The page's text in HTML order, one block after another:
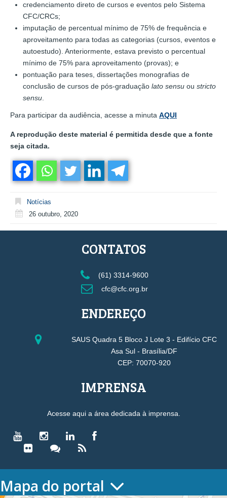
credenciamento direto de cursos e eventos pelo Sistema
CFC/CRCs;
imputação de percentual mínimo de 75% de frequência e
aproveitamento para todas as categorias (cursos, eventos e
autoestudo). Anteriormente, estava previsto o percentual
mínimo de 75% para aproveitamento (provas); e
pontuação para teses, dissertações monografias de
conclusão de cursos de pós-graduação lato sensu ou stricto
sensu
Para participar da audiência, acesse a minuta AQUI
A reprodução deste material é permitida desde que a fonte
seja citada.
Notícias
26 outubro, 2020
CONTATOS
(61) 3314-9600
cfc@cfc.org.br
ENDEREÇO
SAUS Quadra 5 Bloco J Lote 3 - Edifício CFC
Asa Sul - Brasília/DF
CEP: 70070-920
IMPRENSA
Acesse aqui a área dedicada à imprensa.
Mapa do portal